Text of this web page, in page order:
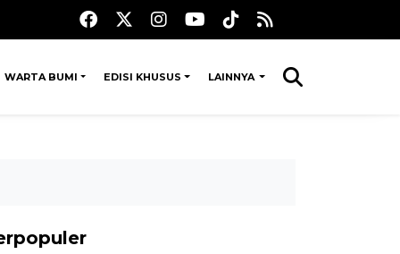
WARTA BUMI EDISI KHUSUS LAINNYA